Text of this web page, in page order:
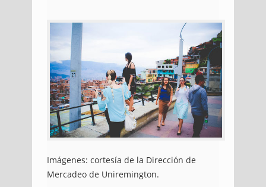
Imágenes: cortesía de la Dirección de
Mercadeo de Uniremington.